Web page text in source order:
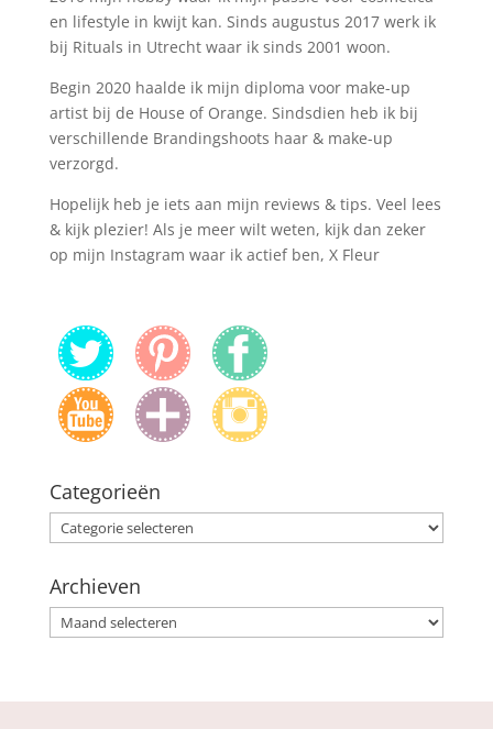
en lifestyle in kwijt kan. Sinds augustus 2017 werk ik
bij Rituals in Utrecht waar ik sinds 2001 woon.
Begin 2020 haalde ik mijn diploma voor make-up
artist bij de House of Orange. Sindsdien heb ik bij
verschillende Brandingshoots haar & make-up
verzorgd.
Hopelijk heb je iets aan mijn reviews & tips. Veel lees
& kijk plezier! Als je meer wilt weten, kijk dan zeker
op mijn Instagram waar ik actief ben, X Fleur
Categorieën
Categorieën
Archieven
Archieven